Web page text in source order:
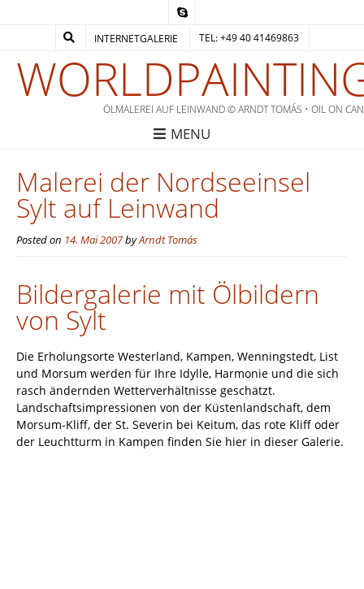
INTERNETGALERIE TEL: +49 40 41469863
ÖLMALEREI AUF LEINWAND © ARNDT TOMÁS • OIL ON
MENU
Malerei der Nordseeinsel
Sylt auf Leinwand
Posted on 14. Mai 2007byArndt Tomás
Bildergalerie mit Ölbildern
von Sylt
Die Erholungsorte Westerland, Kampen, Wenningstedt, List
und Morsum werden für Ihre Idylle, Harmonie und die sich
rasch ändernden Wetterverhältnisse geschätzt.
Landschaftsimpressionen von der Küstenlandschaft, dem
Morsum-Kliff, der St. Severin bei Keitum, das rote Kliff oder
der Leuchtturm in Kampen finden Sie hier in dieser Galerie.